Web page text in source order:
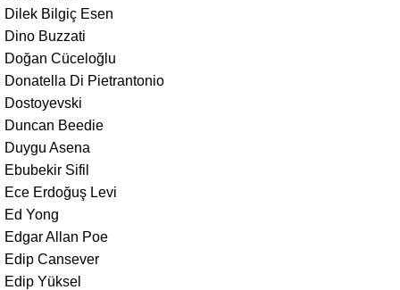
Dilek Bilgiç Esen
Dino Buzzati
Doğan Cüceloğlu
Donatella Di Pietrantonio
Dostoyevski
Duncan Beedie
Duygu Asena
Ebubekir Sifil
Ece Erdoğuş Levi
Ed Yong
Edgar Allan Poe
Edip Cansever
Edip Yüksel